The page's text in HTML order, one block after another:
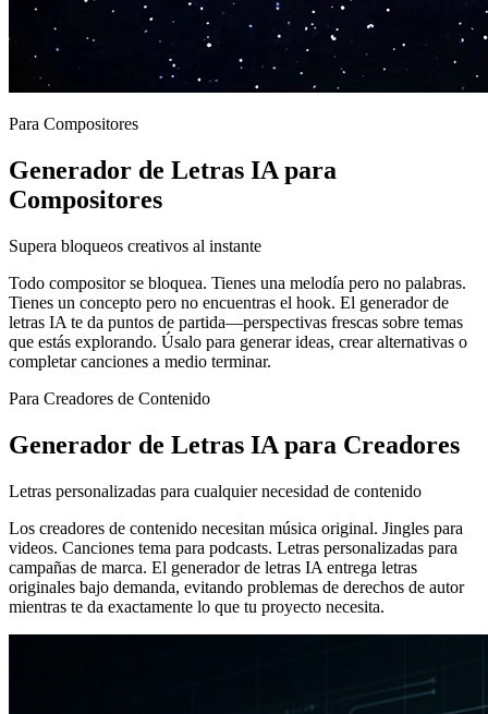
Para Compositores
Generador de Letras IA para
Compositores
Supera bloqueos creativos al instante
Todo compositor se bloquea. Tienes una melodía pero no palabras.
Tienes un concepto pero no encuentras el hook. El generador de
letras IA te da puntos de partida—perspectivas frescas sobre temas
que estás explorando. Úsalo para generar ideas, crear alternativas o
completar canciones a medio terminar.
Para Creadores de Contenido
Generador de Letras IA para Creadores
Letras personalizadas para cualquier necesidad de contenido
Los creadores de contenido necesitan música original. Jingles para
videos. Canciones tema para podcasts. Letras personalizadas para
campañas de marca. El generador de letras IA entrega letras
originales bajo demanda, evitando problemas de derechos de autor
mientras te da exactamente lo que tu proyecto necesita.